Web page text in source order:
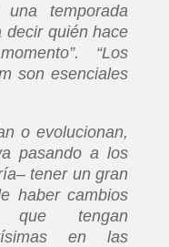
temporada
decir quién hace
“Los
son esenciales
o evolucionan,
pasando a los
tener un gran
haber cambios
tengan
en las